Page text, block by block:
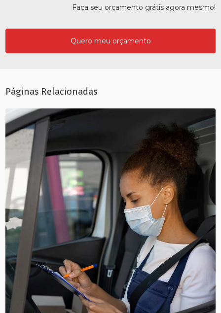
Faça seu orçamento grátis agora mesmo!
Quero meu orçamento
Páginas Relacionadas